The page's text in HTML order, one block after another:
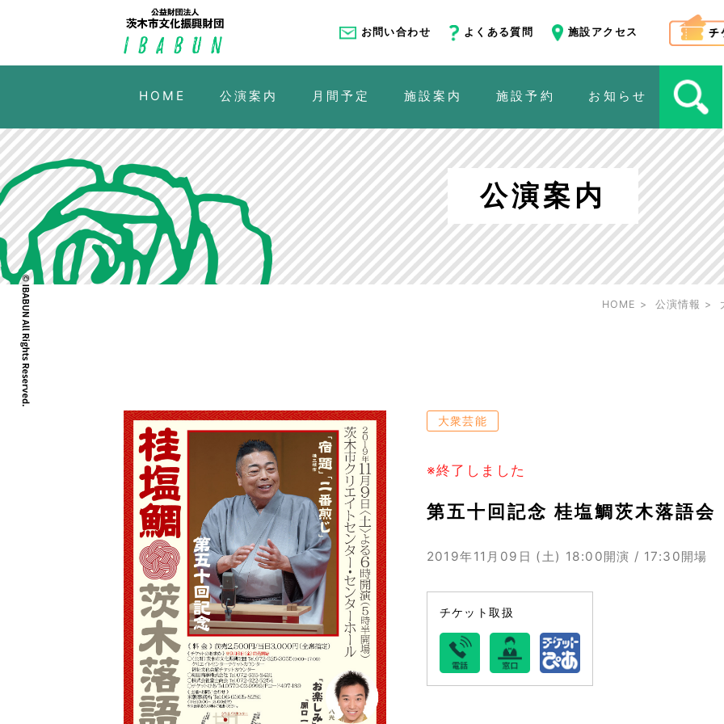
お問い合わせ よくある質問 施設アクセス
HOME 公演案内 月間予定 施設案内 施設予約 お知らせ
公演案内
HOME 公演情報
大衆芸能
※終了しました
第五十回記念 桂塩鯛茨木落語会
2019年11月09日 (土) 18:00開演 / 17:30開場
チケット取扱